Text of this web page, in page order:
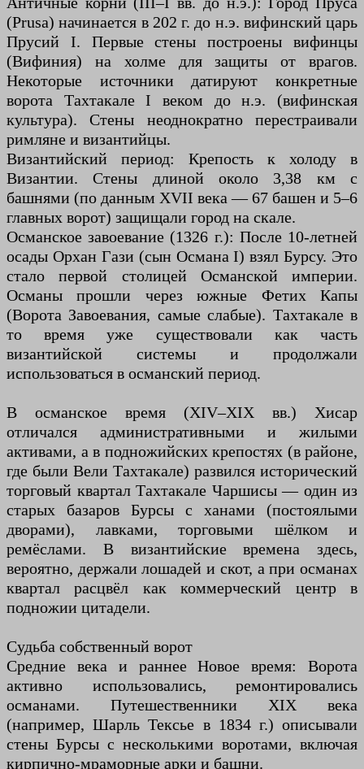
(Prusa) начинается в 202 г. до н.э. вифинский царь
Прусий I. Первые стены построены вифинцы
(Вифиния) на холме для защиты от врагов.
Некоторые источники датируют конкретные
ворота Тахтакале I веком до н.э. (вифинская
культура). Стены неоднократно перестраивали
римляне и византийцы.
Византийский период: Крепость к холоду в
Византии. Стены длиной около 3,38 км с
башнями (по данным XVII века — 67 башен и 5–6
главных ворот) защищали город на скале.
Османское завоевание (1326 г.): После 10-летней
осады Орхан Гази (сын Османа I) взял Бурсу. Это
стало первой столицей Османской империи.
Османы прошли через южные Фетих Капы
(Ворота Завоевания, самые слабые). Тахтакале в
то время уже существовали как часть
византийской системы и продолжали
использоваться в османский период.
В османское время (XIV–XIX вв.) Хисар
отличался административными и жилыми
активами, а в подножийских крепостях (в районе,
где были Вели Тахтакале) развился исторический
торговый квартал Тахтакале Чаршисы — один из
старых базаров Бурсы с ханами (постоялыми
дворами), лавками, торговыми шёлком и
ремёслами. В византийские времена здесь,
вероятно, держали лошадей и скот, а при османах
квартал расцвёл как коммерческий центр в
подножии цитадели.
Судьба собственный ворот
Средние века и раннее Новое время: Ворота
активно использовались, ремонтировались
османами. Путешественники XIX века
(например, Шарль Тексье в 1834 г.) описывали
стены Бурсы с несколькими воротами, включая
кирпично-мраморные арки и башни.